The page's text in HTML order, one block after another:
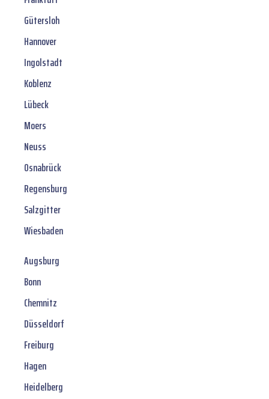
Gütersloh
Hannover
Ingolstadt
Koblenz
Lübeck
Moers
Neuss
Osnabrück
Regensburg
Salzgitter
Wiesbaden
Augsburg
Bonn
Chemnitz
Düsseldorf
Freiburg
Hagen
Heidelberg